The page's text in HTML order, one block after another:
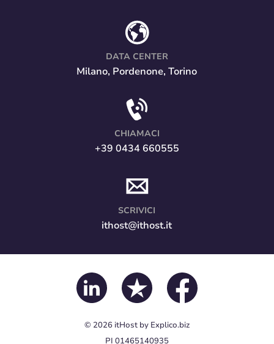
DATA CENTER
Milano, Pordenone, Torino
CHIAMACI
+39 0434 660555
SCRIVICI
ithost@ithost.it
© 2026 itHost by Explico.biz
PI 01465140935